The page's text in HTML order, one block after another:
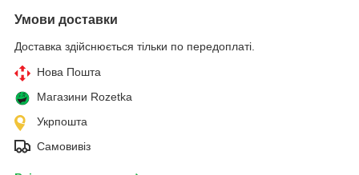
Умови доставки
Доставка здійснюється тільки по передоплаті.
Нова Пошта
Магазини Rozetka
Укрпошта
Самовивіз